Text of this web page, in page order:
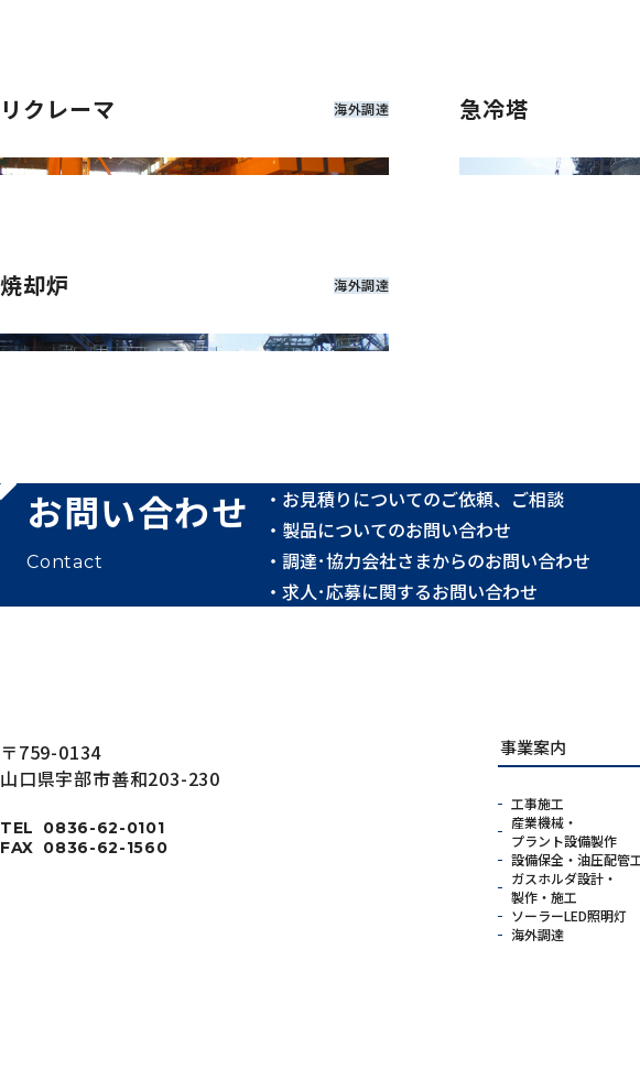
リクレーマ 海外調達 急冷塔
焼却炉 海外調達
お問い合わせ
Contact
お見積りについてのご依頼、ご相談
製品についてのお問い合わせ
調達･協力会社さまからのお問い合わせ
求人･応募に関するお問い合わせ
〒759-0134
山口県宇部市善和203-230
TEL
0836-62-0101
FAX 0836-62-1560
事業案内
工事施工
産業機械・
プラント設備製作
設備保全・ 油圧配管
ガスホルダ設計・
製作・施工
ソーラーLED照明灯
海外調達